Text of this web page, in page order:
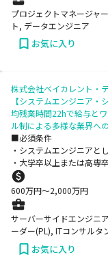
プロジェクトマネージャ
ト, データエンジニア
お気に入り
株式会社ベイカレント・
【システムエンジニア
均残業時間22hで給与と
ル制による多様な業界へ
■必須条件
・システムエンジニアと
・大学卒以上または高専卒
600万円〜2,000万円
サーバーサイドエンジニ
ーダー(PL), ITコンサルタ
お気に入り